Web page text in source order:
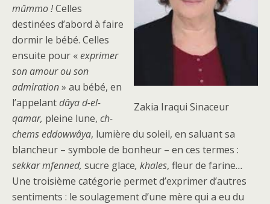
Zakia Iraqui Sinaceur
mūmmo !Celles
destinées d’abord à faire
dormir le bébé. Celles
ensuite pour «exprimer
son amour ou son
admiration» au bébé, en
l’appelantdâya d-el-
qamar, pleine lune, ch-
chems eddowwâya, lumière du soleil, en saluant sa
blancheur – symbole de bonheur – en ces termes :
sekkar mfenned, sucre glace, khales, fleur de farine…
Une troisième catégorie permet d’exprimer d’autres
sentiments : le soulagement d’une mère qui a eu du